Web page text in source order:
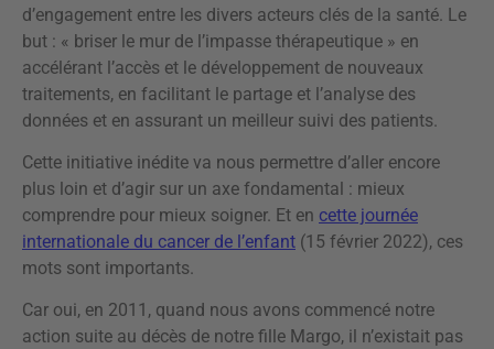
d’engagement entre les divers acteurs clés de la santé. Le
but : « briser le mur de l’impasse thérapeutique » en
accélérant l’accès et le développement de nouveaux
traitements, en facilitant le partage et l’analyse des
données et en assurant un meilleur suivi des patients.
Cette initiative inédite va nous permettre d’aller encore
plus loin et d’agir sur un axe fondamental : mieux
comprendre pour mieux soigner. Et en cette journée
internationale du cancer de l’enfant (15 février 2022), ces
mots sont importants.
Car oui, en 2011, quand nous avons commencé notre
action suite au décès de notre fille Margo, il n’existait pas